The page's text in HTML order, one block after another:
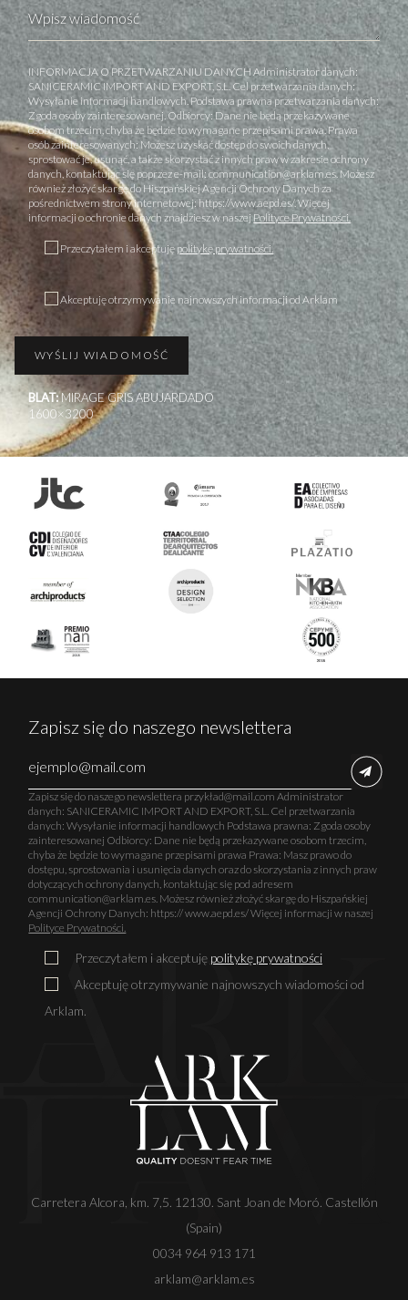
BLAT:MIRAGE GRIS ABUJARDADO
1600×3200
INFORMACJA O PRZETWARZANIU DANYCH Administrator danych:
SANICERAMIC IMPORT AND EXPORT, S.L. Cel przetwarzania danych:
Wysyłanie informacji handlowych. Podstawa prawna przetwarzania danych:
Zgoda osoby zainteresowanej. Odbiorcy: Dane nie będą przekazywane
osobom trzecim, chyba że będzie to wymagane przepisami prawa. Prawa
osób zainteresowanych: Możesz uzyskać dostęp do swoich danych,
sprostować je, usunąć, a także skorzystać z innych praw w zakresie ochrony
danych, kontaktując się poprzez e-mail: communication@arklam.es. Możesz
również złożyć skargę do Hiszpańskiej Agencji Ochrony Danych za
pośrednictwem strony internetowej: https://www.aepd.es/. Więcej
informacji o ochronie danych znajdziesz w naszejPolityce Prywatności.
Przeczytałem i akceptuję politykę prywatności.
Akceptuję otrzymywanie najnowszych informacji od Arklam
Carretera Alcora, km. 7,5. 12130. Sant Joan de Moró. Castellón
(Spain)
0034 964 913 171
arklam@arklam.es
Zapisz się do naszego newslettera
Zapisz się do naszego newslettera przykład@mail.com Administrator
danych: SANICERAMIC IMPORT AND EXPORT, S.L. Cel przetwarzania
danych: Wysyłanie informacji handlowych Podstawa prawna: Zgoda osoby
zainteresowanej Odbiorcy: Dane nie będą przekazywane osobom trzecim,
chyba że będzie to wymagane przepisami prawa Prawa: Masz prawo do
dostępu, sprostowania i usunięcia danych oraz do skorzystania z innych praw
dotyczących ochrony danych, kontaktując się pod adresem
communication@arklam.es. Możesz również złożyć skargę do Hiszpańskiej
Agencji Ochrony Danych: https:// www.aepd.es/ Więcej informacji w naszej
Polityce Prywatności.
Przeczytałem i akceptuję politykę prywatności
Akceptuję otrzymywanie najnowszych wiadomości od
Arklam.